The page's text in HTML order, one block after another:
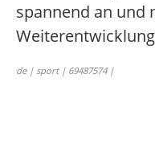
spannend an und
de | sport | 69487574 |